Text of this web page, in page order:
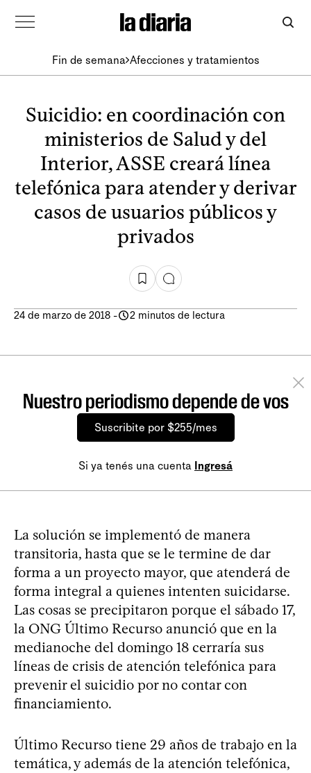
Fin de semana Afecciones y tratamientos
Suicidio: en coordinación con
ministerios de Salud y del
Interior, ASSE creará línea
telefónica para atender y derivar
casos de usuarios públicos y
privados
24 de marzo de 2018 - 2 minutos de lectura
Nuestro periodismo depende de vos
Suscribite por $255/mes
Si ya tenés una cuenta Ingresá
La solución se implementó de manera
transitoria, hasta que se le termine de dar
forma a un proyecto mayor, que atenderá de
forma integral a quienes intenten suicidarse.
Las cosas se precipitaron porque el sábado 17,
la ONG Último Recurso anunció que en la
medianoche del domingo 18 cerraría sus
líneas de crisis de atención telefónica para
prevenir el suicidio por no contar con
financiamiento.
Último Recurso tiene 29 años de trabajo en la
temática, y además de la atención telefónica,